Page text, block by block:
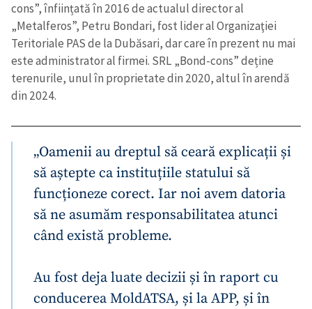
cons”, înființată în 2016 de actualul director al
„Metalferos”, Petru Bondari, fost lider al Organizaţiei
Teritoriale PAS de la Dubăsari, dar care în prezent nu mai
este administrator al firmei. SRL „Bond-cons” deține
terenurile, unul în proprietate din 2020, altul în arendă
din 2024.
„Oamenii au dreptul să ceară explicații și
să aștepte ca instituțiile statului să
funcționeze corect. Iar noi avem datoria
să ne asumăm responsabilitatea atunci
când există probleme.
Au fost deja luate decizii și în raport cu
conducerea MoldATSA, și la APP, și în